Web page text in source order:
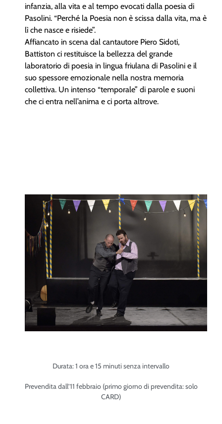
Durata: 1 ora e 15 minuti senza intervallo
Prevendita dall’11 febbraio (primo giorno di prevendita: solo
CARD)
infanzia, alla vita e al tempo evocati dalla poesia di
Pasolini. “Perché la Poesia non è scissa dalla vita, ma è
lì che nasce e risiede”.
Affiancato in scena dal cantautore Piero Sidoti,
Battiston ci restituisce la bellezza del grande
laboratorio di poesia in lingua friulana di Pasolini e il
suo spessore emozionale nella nostra memoria
collettiva. Un intenso “temporale” di parole e suoni
che ci entra nell’anima e ci porta altrove.